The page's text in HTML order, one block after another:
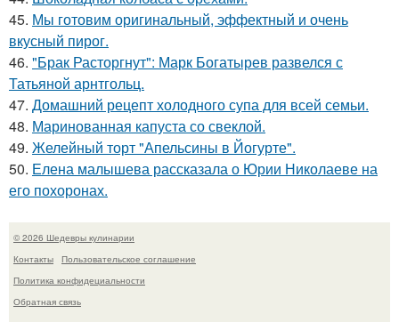
45. Мы готовим оригинальный, эффектный и очень
вкусный пирог.
46. "Брак Расторгнут": Марк Богатырев развелся с
Татьяной арнтгольц.
47. Домашний рецепт холодного супа для всей семьи.
48. Маринованная капуста со свеклой.
49. Желейный торт "Апельсины в Йогурте".
50. Елена малышева рассказала о Юрии Николаеве на
его похоронах.
© 2026 Шедевры кулинарии
Контакты
Пользовательское соглашение
Политика конфидециальности
Обратная связь